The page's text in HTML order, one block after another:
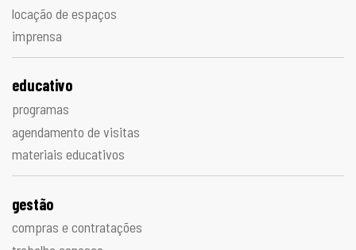
locação de espaços
imprensa
educativo
programas
agendamento de visitas
materiais educativos
gestão
compras e contratações